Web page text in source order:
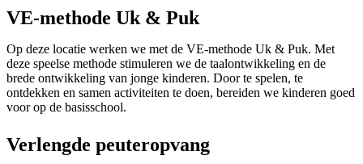
VE-methode Uk & Puk
Op deze locatie werken we met de VE-methode Uk & Puk. Met
deze speelse methode stimuleren we de taalontwikkeling en de
brede ontwikkeling van jonge kinderen. Door te spelen, te
ontdekken en samen activiteiten te doen, bereiden we kinderen goed
voor op de basisschool.
Verlengde peuteropvang